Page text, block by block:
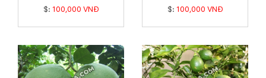
$: 100,000 VNĐ $: 100,000 VNĐ